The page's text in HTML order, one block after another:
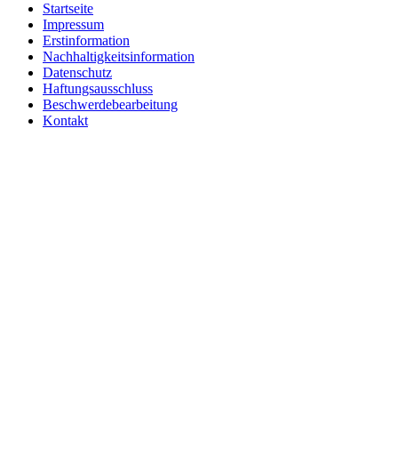
Startseite
Impressum
Erstinformation
Nachhaltigkeitsinformation
Datenschutz
Haftungsausschluss
Beschwerdebearbeitung
Kontakt